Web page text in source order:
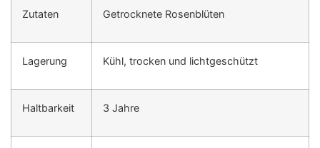
Zutaten Getrocknete Rosenblüten
Lagerung Kühl, trocken und lichtgeschützt
Haltbarkeit 3 Jahre